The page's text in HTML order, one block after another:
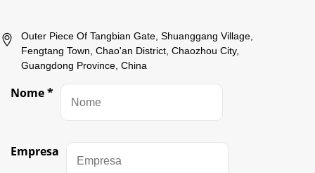
Outer Piece Of Tangbian Gate, Shuanggang Village,
Fengtang Town, Chao'an District, Chaozhou City,
Guangdong Province, China
Nome*
Empresa